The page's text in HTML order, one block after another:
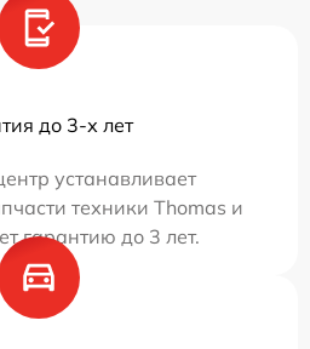
до 3-х лет
устанавливает
техники Thomas и
гарантию до 3 лет.